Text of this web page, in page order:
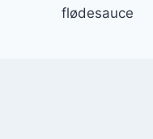
flødesauce